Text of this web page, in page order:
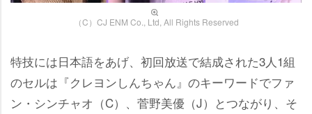
（C）CJ ENM Co., Ltd, All Rights Reserved
特技には日本語をあげ、初回放送で結成された3人1組
のセルは『クレヨンしんちゃん』のキーワードでファ
ン・シンチャオ（C）、菅野美優（J）とつながり、そ